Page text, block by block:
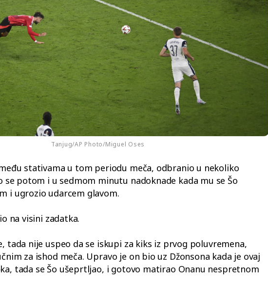
Tanjug/AP Photo/Miguel Oses
stativama u tom periodu meča, odbranio u nekoliko
se potom i u sedmom minutu nadoknade kada mu se Šo
i ugrozio udarcem glavom.
na visini zadatka.
tada nije uspeo da se iskupi za kiks iz prvog poluvremena,
za ishod meča. Upravo je on bio uz Džonsona kada je ovaj
tada se Šo ušeprtljao, i gotovo matirao Onanu nespretnom